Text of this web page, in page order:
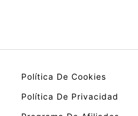
Política De Cookies
Política De Privacidad